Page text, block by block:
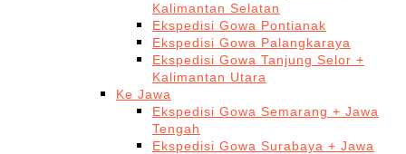
Kalimantan Selatan
Ekspedisi Gowa Pontianak
Ekspedisi Gowa Palangkaraya
Ekspedisi Gowa Tanjung Selor +
Kalimantan Utara
Ke Jawa
Ekspedisi Gowa Semarang + Jawa
Tengah
Ekspedisi Gowa Surabaya + Jawa